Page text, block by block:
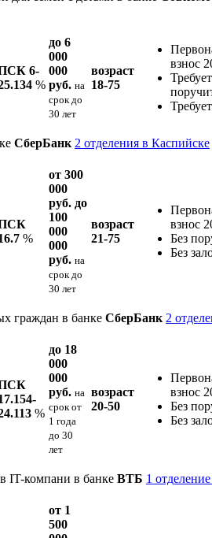
6-
%
до 6
000
000
руб. на
срокдо
30 лет
возраст
18-75
взнос
СберБанк 2 отделения в Каспийске
%
от 300
000
руб. до
100
000
000
руб. на
срокдо
30 лет
возраст
21-75
взнос
Без
Без
граждан в банке СберБанк 2
%
до 18
000
000
руб. на
срокот
1 года
до 30
лет
возраст
20-50
взнос
Без
Без
IT-компани в банке ВТБ 1
от 1
500